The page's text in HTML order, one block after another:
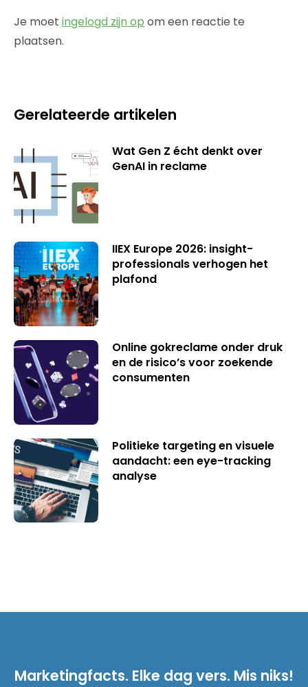
Je moet ingelogd zijn op om een reactie te
plaatsen.
Gerelateerde artikelen
Wat Gen Z écht denkt over
GenAI in reclame
IIEX Europe 2026: insight-
professionals verhogen het
plafond
Online gokreclame onder druk
en de risico’s voor zoekende
consumenten
Politieke targeting en visuele
aandacht: een eye-tracking
analyse
Marketingfacts. Elke dag vers. Mis niks!